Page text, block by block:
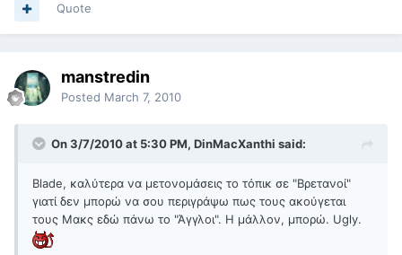
Quote
manstredin
Posted March 7, 2010
On 3/7/2010 at 5:30 PM, DinMacXanthi said:
Blade, καλύτερα να μετονομάσεις το τόπικ σε "Βρετανοί"
γιατί δεν μπορώ να σου περιγράψω πως τους ακούγεται
τους Μακς εδώ πάνω το "Άγγλοι". Η μάλλον, μπορώ. Ugly.